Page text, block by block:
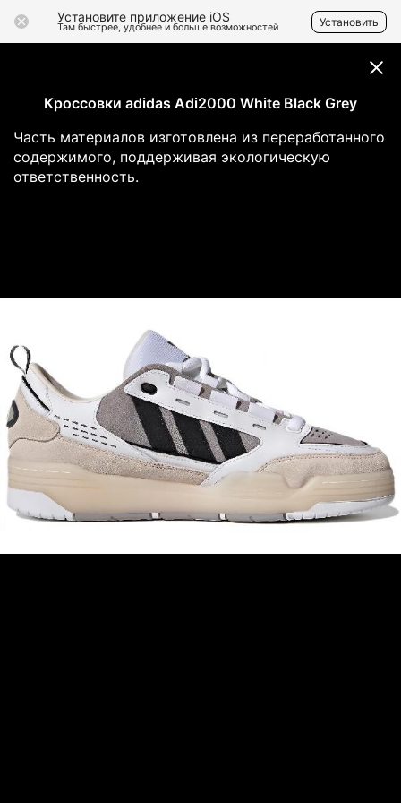
Установите приложение iOS
Там быстрее, удобнее и больше возможностей Установить
Кроссовки adidas Adi2000 White Black Grey
Часть материалов изготовлена из переработанного
содержимого, поддерживая экологическую
ответственность.